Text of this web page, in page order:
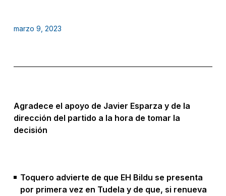
marzo 9, 2023
Agradece el apoyo de Javier Esparza y de la
dirección del partido a la hora de tomar la
decisión
Toquero advierte de que EH Bildu se presenta
por primera vez en Tudela y de que, si renueva